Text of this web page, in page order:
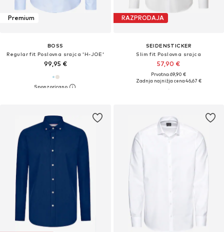
Premium
BOSS
Regular fit Poslovna srajca 'H-JOE'
99,95 €
RAZPRODAJA
SEIDENSTICKER
Slim fit Poslovna srajca
57,90 €
Prvotno: 69,90 €
Zadnja najnižja cena46,67 €